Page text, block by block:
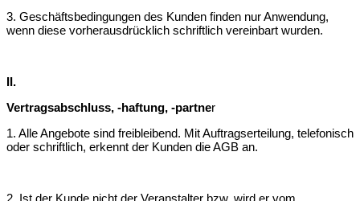
3. Geschäftsbedingungen des Kunden finden nur Anwendung,
wenn diese vorherausdrücklich schriftlich vereinbart wurden.
II.
Vertragsabschluss, -haftung, -partner
1. Alle Angebote sind freibleibend. Mit Auftragserteilung, telefonisch
oder schriftlich, erkennt der Kunden die AGB an.